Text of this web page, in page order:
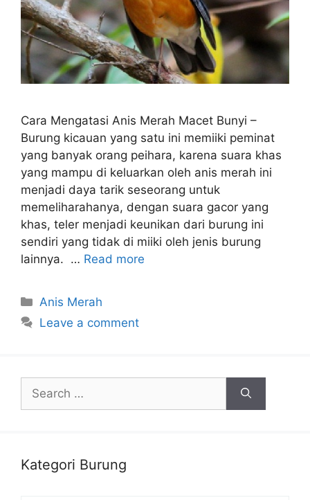
Cara Mengatasi Anis Merah Macet Bunyi –
Burung kicauan yang satu ini memiiki peminat
yang banyak orang peihara, karena suara khas
yang mampu di keluarkan oleh anis merah ini
menjadi daya tarik seseorang untuk
memeliharahanya, dengan suara gacor yang
khas, teler menjadi keunikan dari burung ini
sendiri yang tidak di miiki oleh jenis burung
lainnya. … Read more
Categories
Anis Merah
Leave a comment
Search
for:
Kategori Burung